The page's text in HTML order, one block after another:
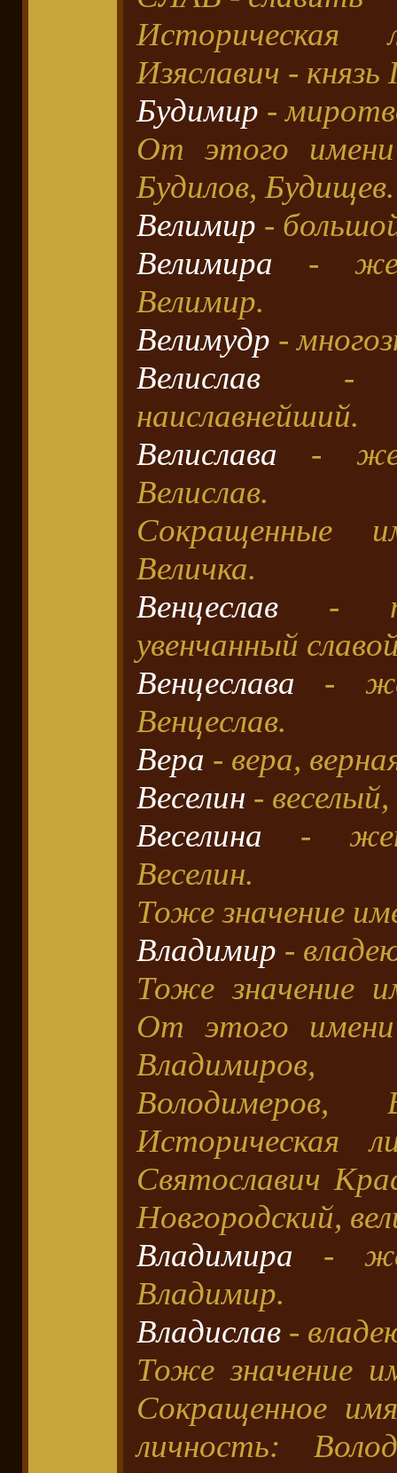
Историческая
Изяславич -
Будимир -
От этого
Будилов, Будищев.
Велимир -
Велимира -
Велимир.
Велимудр -
Велислав-
наиславнейший.
Велислава -
Велислав.
Сокращенные
Величка.
Венцеслав-
увенчанный
Венцеслава -
Венцеслав.
Вера - вера,
Веселин -
Веселина -
Веселин.
Тоже значение
Владимир -
Тоже значение
От этого
Володимеров,
Историческая
Святославич
Новгородский,
Владимира -
Владимир.
Владислав-
Тоже значение
Сокращенное
личность: